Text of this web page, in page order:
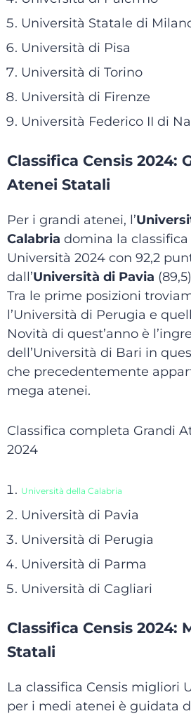
Università Statale di
Università di Pisa
Università di Torino
Università di Firenze
Università Federico II di
Classifica Censis 2024:
Atenei Statali
Per i grandi atenei, l’
Calabria domina la
Università 2024 con 92,2
dall’Università di Pavia
Tra le prime posizioni
l’Università di Perugia e
Novità di quest’anno è
dell’Università di Bari in
che precedentemente
mega atenei.
Classifica completa Grandi
2024
Università della Calabria
Università di Pavia
Università di Perugia
Università di Parma
Università di Cagliari
Classifica Censis 2024:
Statali
La classifica Censis migliori
per i medi atenei è guidata